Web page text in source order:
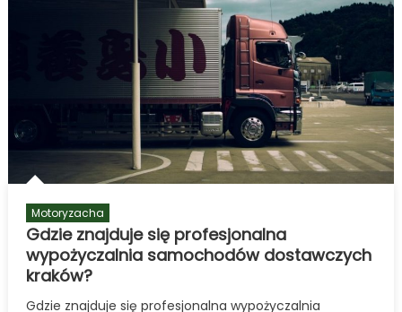
Motoryzacha
Gdzie znajduje się profesjonalna
wypożyczalnia samochodów dostawczych
kraków?
Gdzie znajduje się profesjonalna wypożyczalnia